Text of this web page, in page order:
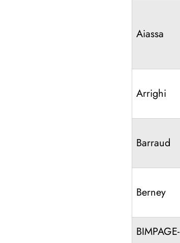
Aiassa
Arrighi
Barraud
Berney
BIMPAGE-